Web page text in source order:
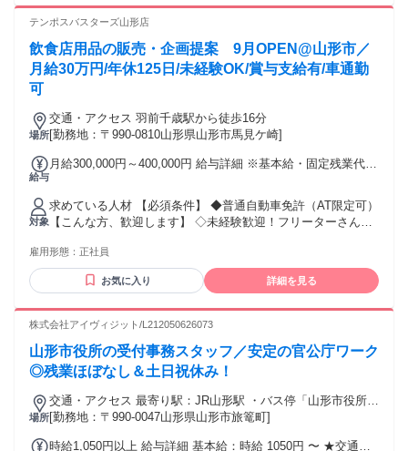
している人の特徴】 ◆40代・50代を中心に活躍中！ 飲食・製
で働きたい」「体力的に無理なく働きたい」など、 転職理由
もさまざまです。 未経験スタートの方がほとんどなのでご安
深夜業務の原則禁止）
テンポスバスターズ山形店
飲食店用品の販売・企画提案 9月OPEN@山形市／
月給30万円/年休125日/未経験OK/賞与支給有/車通勤
可
場所
交通・アクセス 羽前千歳駅から徒歩16分
[勤務地：〒990-0810山形県山形市馬見ケ崎]
給与
月給300,000円～400,000円 給与詳細 ※基本給・固定残業代の
あり 1ヶ月あたり5万6040円 〜 7万4700円（固定残業時間：1
ヶ月あたり30時間） 固定残業時間を超えた勤務時間について
は別途残業代を支給する 【一律手当】 全員に一律で支払われ
る通勤・皆勤・家族手当金額：あり 全員に一律で支払われる
回） ◆交通費支給（上限3万円） ※年齢、経験などを考慮の
上決定します
対象
求めている人材 【必須条件】 ◆普通自動車免許（AT限定可）
【こんな方、歓迎します】 ◇未経験歓迎！フリーターさんか
です！ ◇学歴不問 / 職歴不問 ◇厨房機器販売・営業経験のあ
る方 ◇営業・販売経験が3年以上ある方 ◇飲食店・飲食企業
での就業経験が3年以上ある方 ◇U・Iターン歓迎 ◇ルート営
◇ベンチャー精神の溢れる会社で働きたい方 ◇キャリアアッ
気持ちのある方 ◇外食産業に興味のある方 ◇人とコミュニケ
ーションを取るのが好きな方
雇用形態： 正社員
お気に入り 詳細を見る
株式会社アイヴィジット/L212050626073
山形市役所の受付事務スタッフ／安定の官公庁ワーク
◎残業ほぼなし＆土日祝休み！
場所
交通・アクセス 最寄り駅：JR山形駅 ・バス停「山形市役所
前」からすぐ・バス停「市役所南口」から徒歩2分
[勤務地：〒990-0047山形県山形市旅篭町]
時給1,050円以上 給与詳細 基本給：時給 1050円 〜 ★交通費